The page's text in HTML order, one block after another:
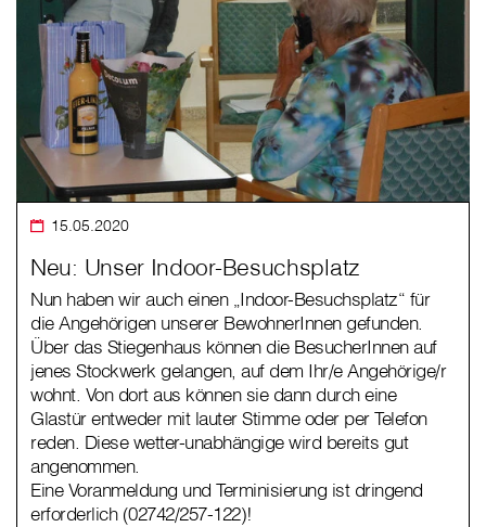
15.05.2020
Neu: Unser Indoor-Besuchsplatz
Nun haben wir auch einen „Indoor-Besuchsplatz“ für
die Angehörigen unserer BewohnerInnen gefunden.
Über das Stiegenhaus können die BesucherInnen auf
jenes Stockwerk gelangen, auf dem Ihr/e Angehörige/r
wohnt. Von dort aus können sie dann durch eine
Glastür entweder mit lauter Stimme oder per Telefon
reden. Diese wetter-unabhängige wird bereits gut
angenommen.
Eine Voranmeldung und Terminisierung ist dringend
erforderlich (02742/257-122)!